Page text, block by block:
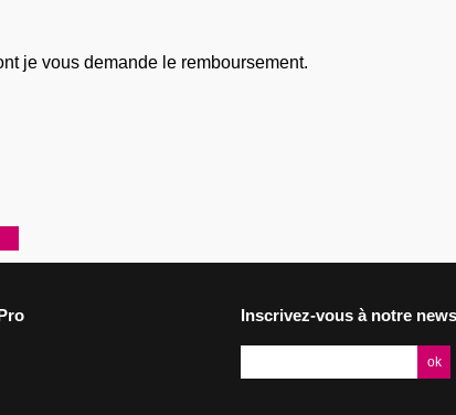
je vous demande le remboursement.
Inscrivez-vous à notre